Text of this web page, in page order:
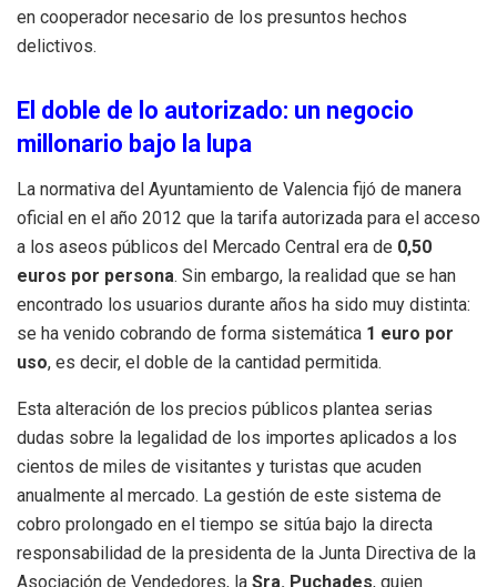
en cooperador necesario de los presuntos hechos
delictivos.
El doble de lo autorizado: un negocio
millonario bajo la lupa
La normativa del Ayuntamiento de Valencia fijó de manera
oficial en el año 2012 que la tarifa autorizada para el acceso
a los aseos públicos del Mercado Central era de 0,50
euros por persona. Sin embargo, la realidad que se han
encontrado los usuarios durante años ha sido muy distinta:
se ha venido cobrando de forma sistemática 1 euro por
uso, es decir, el doble de la cantidad permitida.
Esta alteración de los precios públicos plantea serias
dudas sobre la legalidad de los importes aplicados a los
cientos de miles de visitantes y turistas que acuden
anualmente al mercado. La gestión de este sistema de
cobro prolongado en el tiempo se sitúa bajo la directa
responsabilidad de la presidenta de la Junta Directiva de la
Asociación de Vendedores, la Sra. Puchades, quien